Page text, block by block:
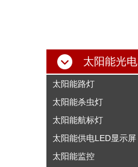
太阳能光电
太阳能路灯
太阳能杀虫灯
太阳能航标灯
太阳能供电LED显示屏
太阳能监控